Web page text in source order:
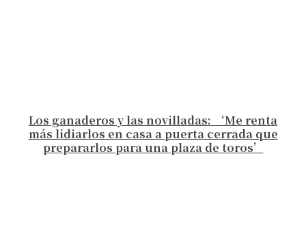
Los ganaderos y las novilladas: ‘Me renta
más lidiarlos en casa a puerta cerrada que
prepararlos para una plaza de toros’